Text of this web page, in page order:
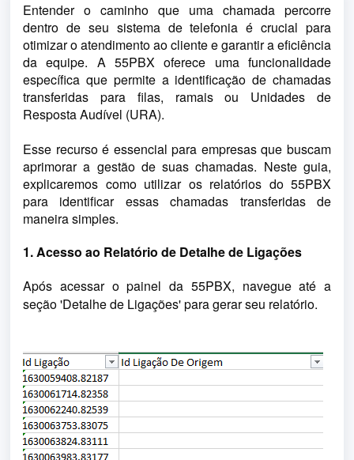
Entender o caminho que uma chamada percorre
dentro de seu sistema de telefonia é crucial para
otimizar o atendimento ao cliente e garantir a eficiência
da equipe. A 55PBX oferece uma funcionalidade
específica que permite a identificação de chamadas
transferidas para filas, ramais ou Unidades de
Resposta Audível (URA).
Esse recurso é essencial para empresas que buscam
aprimorar a gestão de suas chamadas. Neste guia,
explicaremos como utilizar os relatórios do 55PBX
para identificar essas chamadas transferidas de
maneira simples.
1. Acesso ao Relatório de Detalhe de Ligações
Após acessar o painel da 55PBX, navegue até a
seção 'Detalhe de Ligações' para gerar seu relatório.